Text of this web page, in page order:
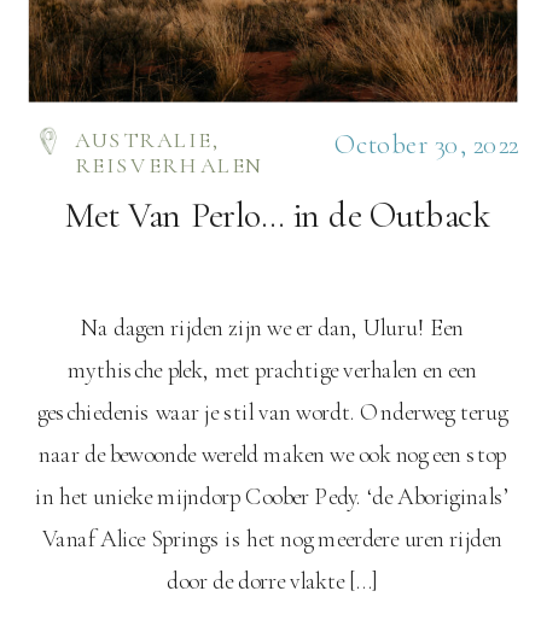
Met Van Perlo… in de Outback
Na dagen rijden zijn we er dan, Uluru! Een
mythische plek, met prachtige verhalen en een
geschiedenis waar je stil van wordt. Onderweg terug
naar de bewoonde wereld maken we ook nog een stop
in het unieke mijndorp Coober Pedy. ‘de Aboriginals’
Vanaf Alice Springs is het nog meerdere uren rijden
door de dorre vlakte […]
AUSTRALIE,
REISVERHALEN
October 30, 2022